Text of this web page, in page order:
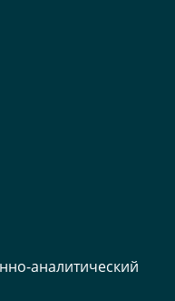
аналитический